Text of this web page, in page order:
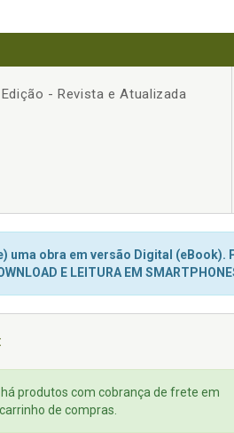
- Revista e Atualizada
uma obra em versão Digital
E LEITURA EM
há produtos com cobrança de frete em
de compras.